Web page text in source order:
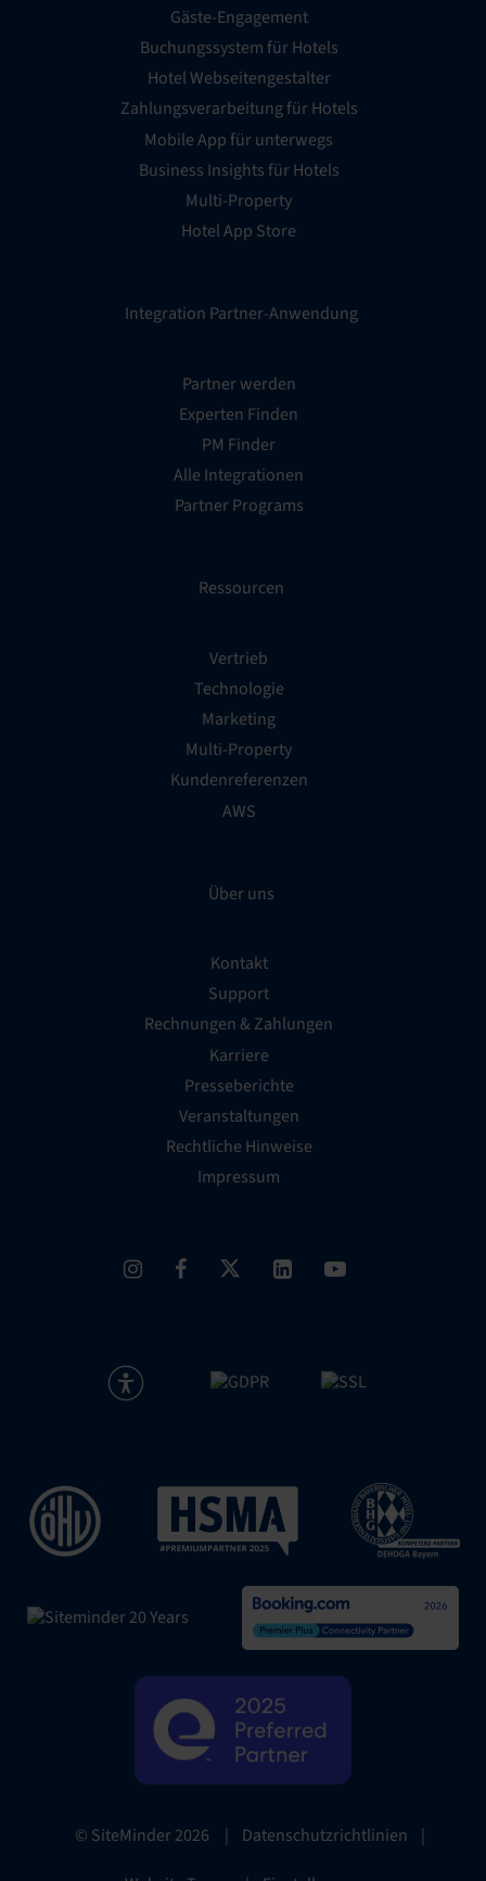
Gäste-Engagement
Buchungssystem für Hotels
Hotel Webseitengestalter
Zahlungsverarbeitung für Hotels
Mobile App für unterwegs
Business Insights für Hotels
Multi-Property
Hotel App Store
Integration Partner-Anwendung
Partner werden
Experten Finden
PM Finder
Alle Integrationen
Partner Programs
Ressourcen
Vertrieb
Technologie
Marketing
Multi-Property
Kundenreferenzen
AWS
Über uns
Kontakt
Support
Rechnungen & Zahlungen
Karriere
Presseberichte
Veranstaltungen
Rechtliche Hinweise
Impressum
© SiteMinder2026 | Datenschutzrichtlinien |